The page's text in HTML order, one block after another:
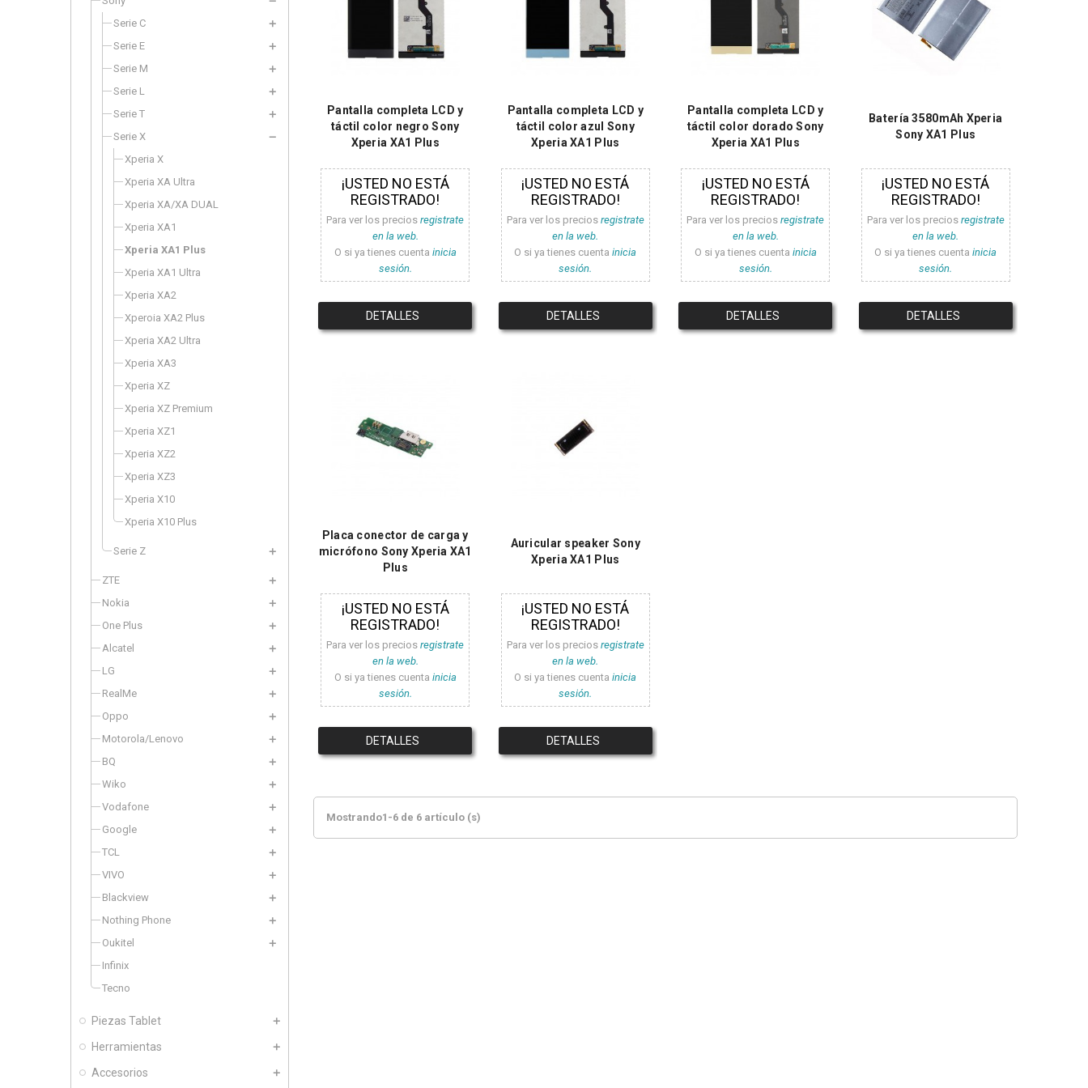
Serie C
Serie E
Serie M
Serie L
Serie T
Serie X
Xperia X
Xperia XA Ultra
Xperia XA/XA DUAL
Xperia XA1
Xperia XA1 Plus
Xperia XA1 Ultra
Xperia XA2
Xperoia XA2 Plus
Xperia XA2 Ultra
Xperia XA3
Xperia XZ
Xperia XZ Premium
Xperia XZ1
Xperia XZ2
Xperia XZ3
Xperia X10
Xperia X10 Plus
Serie Z
ZTE
Nokia
One Plus
Alcatel
LG
RealMe
Oppo
Motorola/Lenovo
BQ
Wiko
Vodafone
Google
TCL
VIVO
Blackview
Nothing Phone
Oukitel
Infinix
Tecno
Piezas Tablet
Herramientas
Accesorios
Pantalla completa LCD y
táctil color negro Sony
Xperia XA1 Plus
¡USTED NO ESTÁ
REGISTRADO!
Para ver los preciosregistrate
en la web.
O si ya tienes cuenta inicia
sesión.
DETALLES
Pantalla completa LCD y
táctil color azul Sony
Xperia XA1 Plus
¡USTED NO ESTÁ
REGISTRADO!
Para ver los precios registrate
en la web.
O si ya tienes cuentainicia
sesión.
DETALLES
Pantalla completa LCD y
táctil color dorado Sony
Xperia XA1 Plus
¡USTED NO ESTÁ
REGISTRADO!
Para ver los preciosregistrate
en la web.
O si ya tienes cuenta inicia
sesión.
DETALLES
Batería 3580mAh Xperia
Sony XA1 Plus
¡USTED NO ESTÁ
REGISTRADO!
Para ver los precios registrate
en la web.
O si ya tienes cuentainicia
sesión.
DETALLES
Placa conector de carga y
micrófono Sony Xperia XA1
Plus
¡USTED NO ESTÁ
REGISTRADO!
Para ver los preciosregistrate
en la web.
O si ya tienes cuenta inicia
sesión.
DETALLES
Auricular speaker Sony
Xperia XA1 Plus
¡USTED NO ESTÁ
REGISTRADO!
Para ver los precios registrate
en la web.
O si ya tienes cuentainicia
sesión.
DETALLES
Mostrando1-6 de 6 artículo (s)